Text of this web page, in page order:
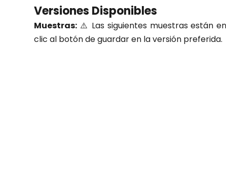
Versiones Disponibles
Muestras: ⚠️ Las siguientes muestras están
clic al botón de guardar en la versión preferida.